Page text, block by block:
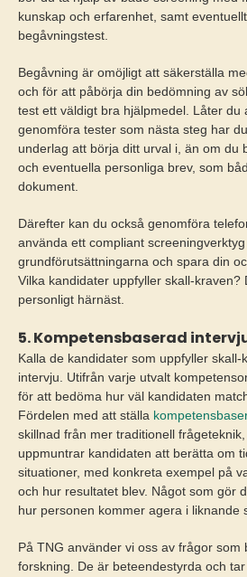
kunskap och erfarenhet, samt
begåvningstest.
Begåvning är omöjligt att säkerställa
och för att påbörja din bedömning av
test ett väldigt bra hjälpmedel. Låter du
genomföra tester som nästa steg har
underlag att börja ditt urval i, än om du
och eventuella personliga brev, som
dokument.
Därefter kan du också genomföra
använda ett compliant
grundförutsättningarna och spara din
Vilka kandidater uppfyller skall-kraven?
personligt härnäst.
5. Kompetensbaserad
Kalla de kandidater som uppfyller skall-
intervju. Utifrån varje utvalt
för att bedöma hur väl kandidaten
Fördelen med att ställa
skillnad från mer traditionell
uppmuntrar kandidaten att berätta om
situationer, med konkreta exempel på
och hur resultatet blev. Något som gör
hur personen kommer agera i liknande
På TNG använder vi oss av frågor som
forskning. De är beteendestyrda och